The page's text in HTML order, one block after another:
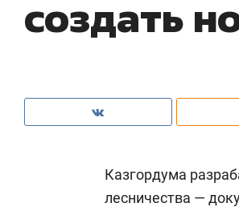
создать
Казгордума
лесничества —